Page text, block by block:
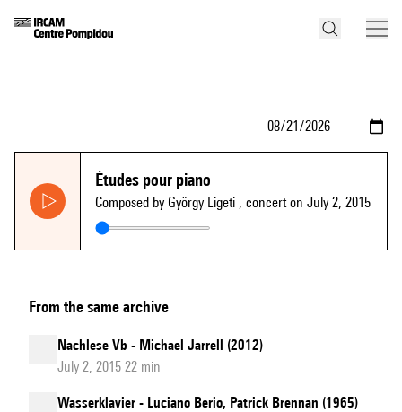
Études pour piano
Composed by György Ligeti , concert on July 2, 2015
From the same archive
Nachlese Vb - Michael Jarrell (2012)
July 2, 2015 22 min
Wasserklavier - Luciano Berio, Patrick Brennan (1965)